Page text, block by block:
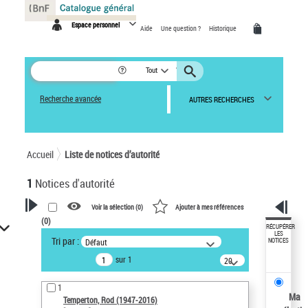
Espace personnel Aide Une question ? Historique
Tout
Recherche avancée AUTRES RECHERCHES
Accueil Liste de notices d’autorité
1 Notices d'autorité
VOTRE RECHERCHE
Recherche avancée dans les
notices d’autorité
Œuvres liées à l'auteur :
Temperton, Rod (1947-2016)
Voir la sélection (0) Ajouter à mes références
(0)
Tri par : Défaut
sur 1
20
résultats/page
1
Temperton, Rod (1947-2016)
RÉCUPÉRER
LES
NOTICES
Ma
Panneau de gestion des cookies